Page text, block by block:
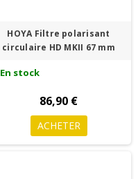
HOYA Filtre polarisant
circulaire HD MKII 67 mm
En stock
86,90 €
ACHETER